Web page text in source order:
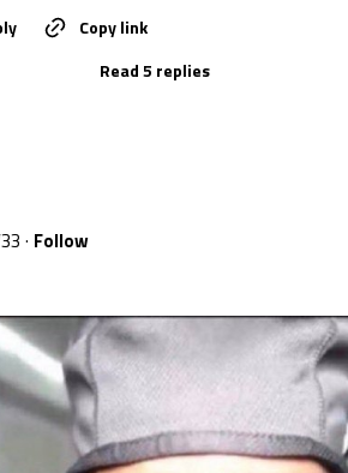
Copy link
Read 5 replies
· Follow